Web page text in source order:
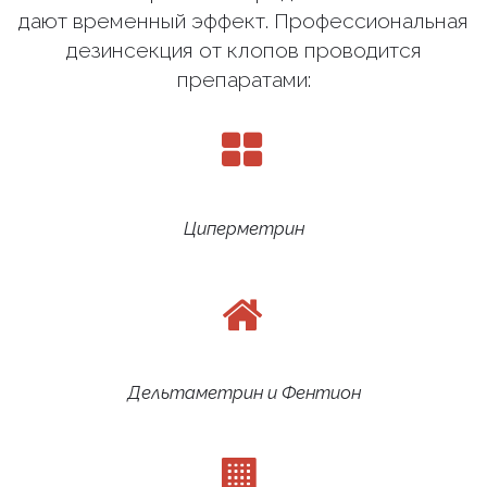
дают временный эффект. Профессиональная
дезинсекция от клопов проводится
препаратами:
Циперметрин
Дельтаметрин и Фентион